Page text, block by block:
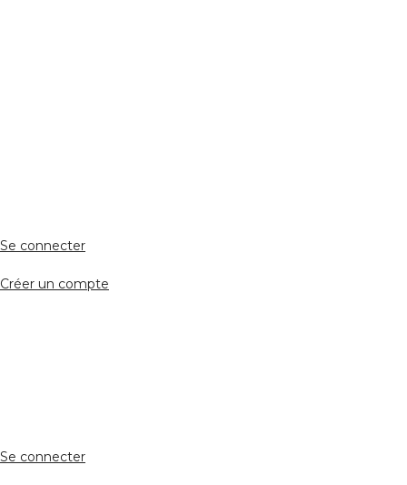
Se connecter
Créer un compte
Se connecter